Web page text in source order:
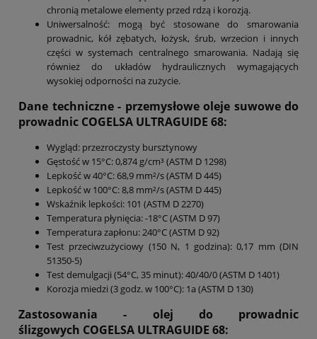
chronią metalowe elementy przed rdzą i korozją.
Uniwersalność: mogą być stosowane do smarowania
prowadnic, kół zębatych, łożysk, śrub, wrzecion i innych
części w systemach centralnego smarowania. Nadają się
również do układów hydraulicznych wymagających
wysokiej odporności na zużycie.
Dane techniczne - przemysłowe oleje suwowe do
prowadnic COGELSA ULTRAGUIDE 68:
Wygląd: przezroczysty bursztynowy
Gęstość w 15°C: 0,874 g/cm³ (ASTM D 1298)
Lepkość w 40°C: 68,9 mm²/s (ASTM D 445)
Lepkość w 100°C: 8,8 mm²/s (ASTM D 445)
Wskaźnik lepkości: 101 (ASTM D 2270)
Temperatura płynięcia: -18°C (ASTM D 97)
Temperatura zapłonu: 240°C (ASTM D 92)
Test przeciwzużyciowy (150 N, 1 godzina): 0,17 mm (DIN
51350-5)
Test demulgacji (54°C, 35 minut): 40/40/0 (ASTM D 1401)
Korozja miedzi (3 godz. w 100°C): 1a (ASTM D 130)
Zastosowania - olej do prowadnic
ślizgowych COGELSA ULTRAGUIDE 68: